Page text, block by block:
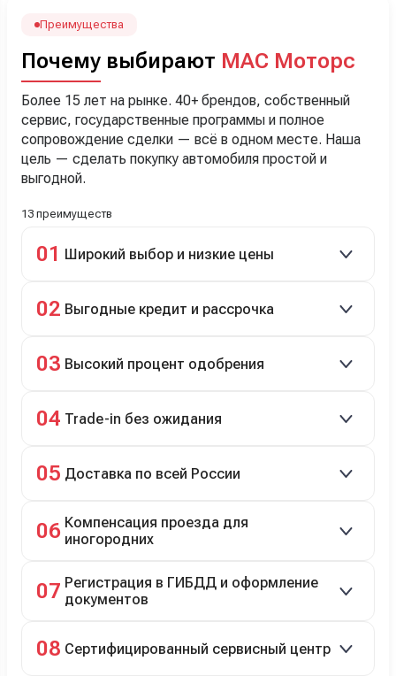
менеджеру Сергею, профессионал своего дела!
Преимущества
Почему выбирают МАС Моторс
Более 15 лет на рынке. 40+ брендов, собственный
сервис, государственные программы и полное
сопровождение сделки — всё в одном месте. Наша
цель — сделать покупку автомобиля простой и
выгодной.
13 преимуществ
01 Широкий выбор и низкие цены
подержанные авто.
02 Выгодные кредит и рассрочка
рассрочка 0% на 2 года при первом взносе 35–50%.
03 Высокий процент одобрения
04 Trade-in без ожидания
05 Доставка по всей России
06 Компенсация проезда для
иногородних
07 Регистрация в ГИБДД и оформление
документов
08 Сертифицированный сервисный центр